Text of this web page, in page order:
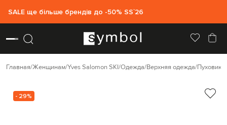
SALE ще більше брендів до -50% SS`26
Главная Женщинам Yves Salomon SKI Одежда Верхняя одежда Пуховики
- 29%